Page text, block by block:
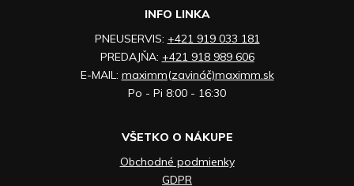
INFO LINKA
PNEUSERVIS: +421 919 033 181
PREDAJŇA: +421 918 989 606
E-MAIL: maximm(zavináč)maximm.sk
Po - Pi 8:00 - 16:30
VŠETKO O NÁKUPE
Obchodné podmienky
GDPR